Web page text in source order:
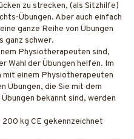
zu strecken, (als Sitzhilfe)
Übungen. Aber auch einfach
ganze Reihe von Übungen
ganz schwer.
Physiotherapeuten sind,
Wahl der Übungen helfen. Im
mit einem Physiotherapeuten
Übungen, die Sie mit dem
bekannt sind, werden
kg CE gekennzeichnet